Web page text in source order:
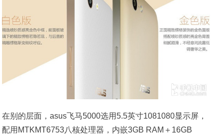
在别的层面，asus飞马5000选用5.5英寸1081080显示屏，
配用MTKMT6753八核处理器，内嵌3GB RAM＋16GB